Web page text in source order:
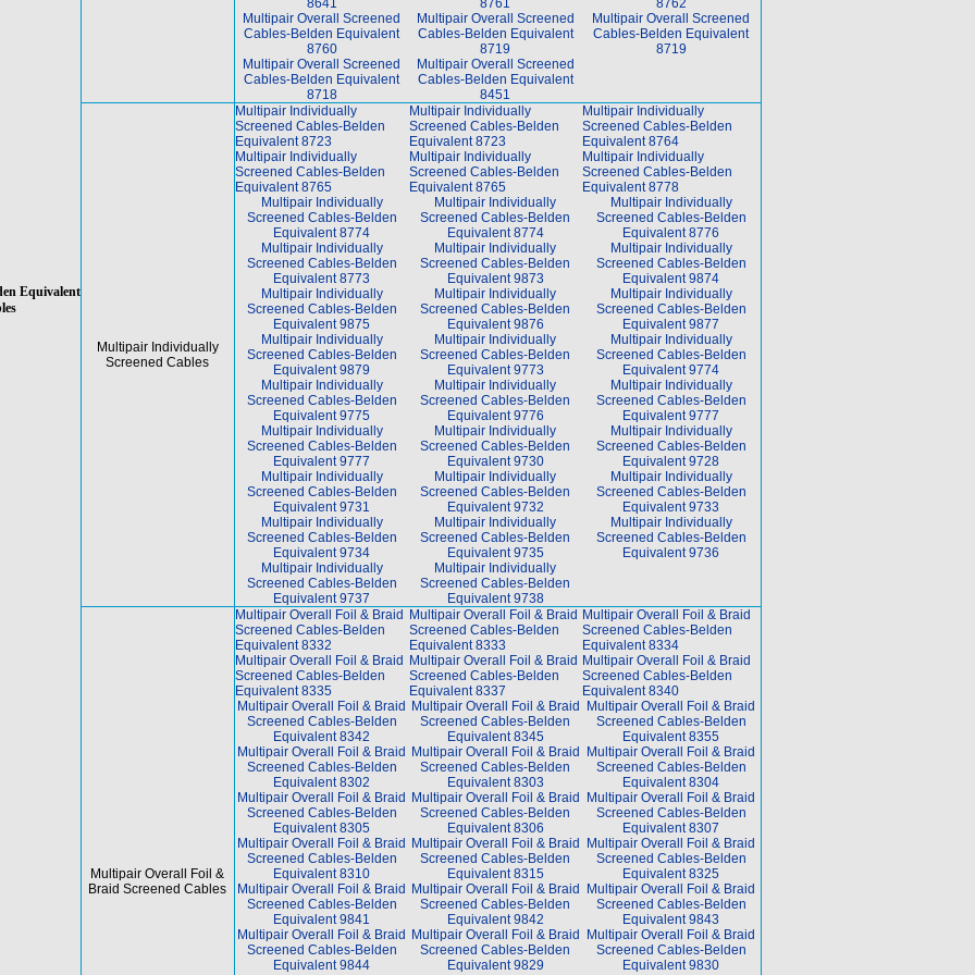
Equivalent
8641
8761
8762
Multipair Overall Screened
Cables-Belden Equivalent
8760
Multipair Overall Screened
Cables-Belden Equivalent
8719
Multipair Overall Screened
Cables-Belden Equivalent
8719
Multipair Overall Screened
Cables-Belden Equivalent
8718
Multipair Overall Screened
Cables-Belden Equivalent
8451
Multipair Individually
Screened Cables
Multipair Individually
Screened Cables-Belden
Equivalent 8723
Multipair Individually
Screened Cables-Belden
Equivalent 8723
Multipair Individually
Screened Cables-Belden
Equivalent 8764
Multipair Individually
Screened Cables-Belden
Equivalent 8765
Multipair Individually
Screened Cables-Belden
Equivalent 8765
Multipair Individually
Screened Cables-Belden
Equivalent 8778
Multipair Individually
Screened Cables-Belden
Equivalent 8774
Multipair Individually
Screened Cables-Belden
Equivalent 8774
Multipair Individually
Screened Cables-Belden
Equivalent 8776
Multipair Individually
Screened Cables-Belden
Equivalent 8773
Multipair Individually
Screened Cables-Belden
Equivalent 9873
Multipair Individually
Screened Cables-Belden
Equivalent 9874
Multipair Individually
Screened Cables-Belden
Equivalent 9875
Multipair Individually
Screened Cables-Belden
Equivalent 9876
Multipair Individually
Screened Cables-Belden
Equivalent 9877
Multipair Individually
Screened Cables-Belden
Equivalent 9879
Multipair Individually
Screened Cables-Belden
Equivalent 9773
Multipair Individually
Screened Cables-Belden
Equivalent 9774
Multipair Individually
Screened Cables-Belden
Equivalent 9775
Multipair Individually
Screened Cables-Belden
Equivalent 9776
Multipair Individually
Screened Cables-Belden
Equivalent 9777
Multipair Individually
Screened Cables-Belden
Equivalent 9777
Multipair Individually
Screened Cables-Belden
Equivalent 9730
Multipair Individually
Screened Cables-Belden
Equivalent 9728
Multipair Individually
Screened Cables-Belden
Equivalent 9731
Multipair Individually
Screened Cables-Belden
Equivalent 9732
Multipair Individually
Screened Cables-Belden
Equivalent 9733
Multipair Individually
Screened Cables-Belden
Equivalent 9734
Multipair Individually
Screened Cables-Belden
Equivalent 9735
Multipair Individually
Screened Cables-Belden
Equivalent 9736
Multipair Individually
Screened Cables-Belden
Equivalent 9737
Multipair Individually
Screened Cables-Belden
Equivalent 9738
Multipair Overall Foil &
Braid Screened Cables
Multipair Overall Foil & Braid
Screened Cables-Belden
Equivalent 8332
Multipair Overall Foil & Braid
Screened Cables-Belden
Equivalent 8333
Multipair Overall Foil & Braid
Screened Cables-Belden
Equivalent 8334
Multipair Overall Foil & Braid
Screened Cables-Belden
Equivalent 8335
Multipair Overall Foil & Braid
Screened Cables-Belden
Equivalent 8337
Multipair Overall Foil & Braid
Screened Cables-Belden
Equivalent 8340
Multipair Overall Foil & Braid
Screened Cables-Belden
Equivalent 8342
Multipair Overall Foil & Braid
Screened Cables-Belden
Equivalent 8345
Multipair Overall Foil & Braid
Screened Cables-Belden
Equivalent 8355
Multipair Overall Foil & Braid
Screened Cables-Belden
Equivalent 8302
Multipair Overall Foil & Braid
Screened Cables-Belden
Equivalent 8303
Multipair Overall Foil & Braid
Screened Cables-Belden
Equivalent 8304
Multipair Overall Foil & Braid
Screened Cables-Belden
Equivalent 8305
Multipair Overall Foil & Braid
Screened Cables-Belden
Equivalent 8306
Multipair Overall Foil & Braid
Screened Cables-Belden
Equivalent 8307
Multipair Overall Foil & Braid
Screened Cables-Belden
Equivalent 8310
Multipair Overall Foil & Braid
Screened Cables-Belden
Equivalent 8315
Multipair Overall Foil & Braid
Screened Cables-Belden
Equivalent 8325
Multipair Overall Foil & Braid
Screened Cables-Belden
Equivalent 9841
Multipair Overall Foil & Braid
Screened Cables-Belden
Equivalent 9842
Multipair Overall Foil & Braid
Screened Cables-Belden
Equivalent 9843
Multipair Overall Foil & Braid
Screened Cables-Belden
Equivalent 9844
Multipair Overall Foil & Braid
Screened Cables-Belden
Equivalent 9829
Multipair Overall Foil & Braid
Screened Cables-Belden
Equivalent 9830